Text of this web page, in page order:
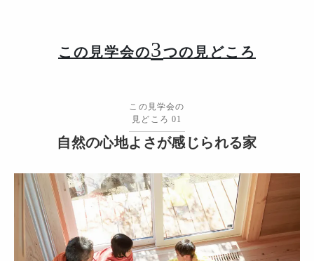
この見学会の3つの見どころ
この見学会の
見どころ 01
自然の心地よさが感じられる家